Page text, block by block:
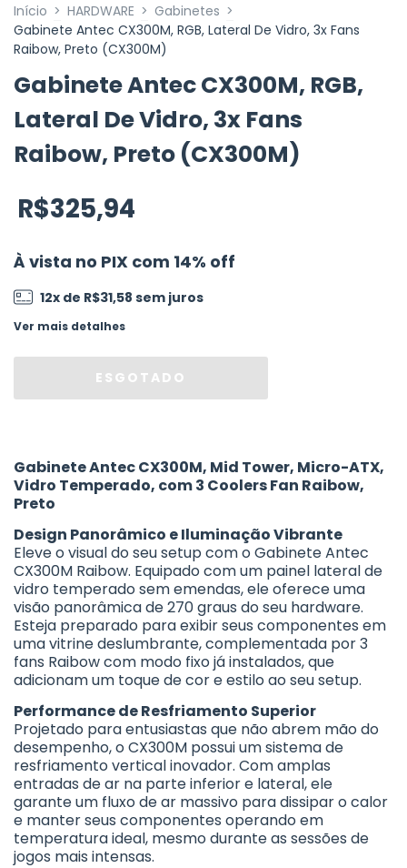
Início > HARDWARE > Gabinetes >
Gabinete Antec CX300M, RGB, Lateral De Vidro, 3x Fans
Raibow, Preto (CX300M)
Gabinete Antec CX300M, RGB,
Lateral De Vidro, 3x Fans
Raibow, Preto (CX300M)
R$325,94
À vista no PIX com 14% off
12x de R$31,58 sem juros
Ver mais detalhes
Gabinete Antec CX300M, Mid Tower, Micro-ATX,
Vidro Temperado, com 3 Coolers Fan Raibow,
Preto
Design Panorâmico e Iluminação Vibrante
Eleve o visual do seu setup com o Gabinete Antec
CX300M Raibow. Equipado com um painel lateral de
vidro temperado sem emendas, ele oferece uma
visão panorâmica de 270 graus do seu hardware.
Esteja preparado para exibir seus componentes em
uma vitrine deslumbrante, complementada por 3
fans Raibow com modo fixo já instalados, que
adicionam um toque de cor e estilo ao seu setup.
Performance de Resfriamento Superior
Projetado para entusiastas que não abrem mão do
desempenho, o CX300M possui um sistema de
resfriamento vertical inovador. Com amplas
entradas de ar na parte inferior e lateral, ele
garante um fluxo de ar massivo para dissipar o calor
e manter seus componentes operando em
temperatura ideal, mesmo durante as sessões de
jogos mais intensas.